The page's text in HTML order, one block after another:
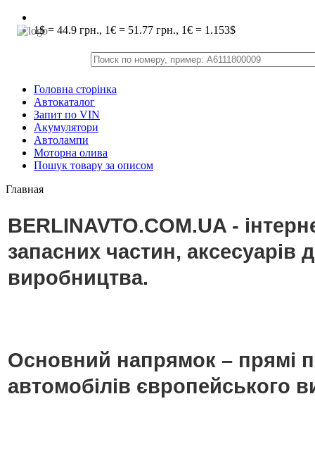
1$ = 44.9 грн., 1€ = 51.77 грн., 1€ = 1.153$
Головна сторінка
Автокаталог
Запит по VIN
Акумулятори
Автолампи
Моторна олива
Пошук товару за описом
Главная
BERLINAVTO.COM.UA -
запасних частин, аксесуарів
виробництва.
Основний напрямок – прямі
автомобілів європейського